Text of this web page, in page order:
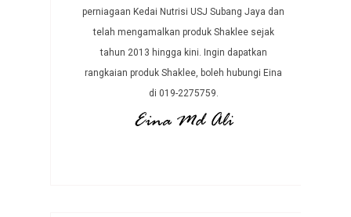
perniagaan Kedai Nutrisi USJ Subang Jaya dan
telah mengamalkan produk Shaklee sejak
tahun 2013 hingga kini. Ingin dapatkan
rangkaian produk Shaklee, boleh hubungi Eina
di 019-2275759.